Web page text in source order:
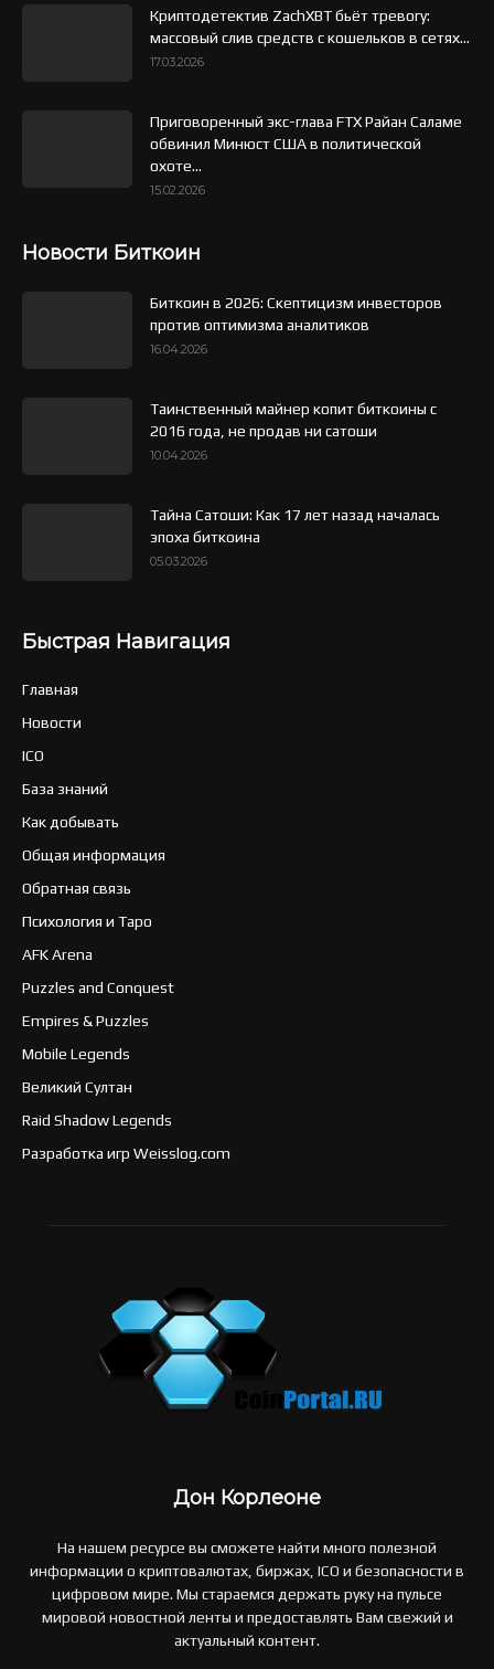
Криптодетектив ZachXBT бьёт тревогу:
массовый слив средств с кошельков в сетях...
17.03.2026
Приговоренный экс-глава FTX Райан Саламе
обвинил Минюст США в политической
охоте...
15.02.2026
Новости Биткоин
Биткоин в 2026: Скептицизм инвесторов
против оптимизма аналитиков
16.04.2026
Таинственный майнер копит биткоины с
2016 года, не продав ни сатоши
10.04.2026
Тайна Сатоши: Как 17 лет назад началась
эпоха биткоина
05.03.2026
Быстрая Навигация
Главная
Новости
ICO
База знаний
Как добывать
Общая информация
Обратная связь
Психология и Таро
AFK Arena
Puzzles and Conquest
Empires & Puzzles
Mobile Legends
Великий Султан
Raid Shadow Legends
Разработка игр Weisslog.com
Дон Корлеоне
На нашем ресурсе вы сможете найти много полезной
информации о криптовалютах, биржах, ICO и безопасности в
цифровом мире. Мы стараемся держать руку на пульсе
мировой новостной ленты и предоставлять Вам свежий и
актуальный контент.